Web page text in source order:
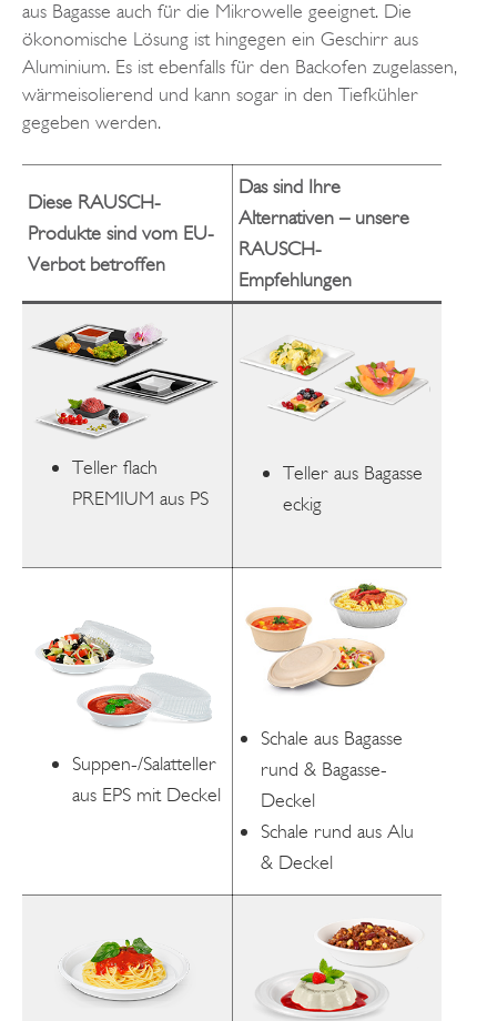
aus Bagasse auch für die Mikrowelle geeignet. Die
ökonomische Lösung ist hingegen ein Geschirr aus
Aluminium. Es ist ebenfalls für den Backofen zugelassen,
wärmeisolierend und kann sogar in den Tiefkühler
gegeben werden.
Diese RAUSCH-
Produkte sind vom EU-
Verbot betroffen
Das sind Ihre
Alternativen – unsere
RAUSCH-
Empfehlungen
Teller flach
PREMIUM aus PS
Teller aus Bagasse
eckig
Suppen-/Salatteller
aus EPS mit Deckel
Schale aus Bagasse
rund & Bagasse-
Deckel
Schale rund aus Alu
& Deckel